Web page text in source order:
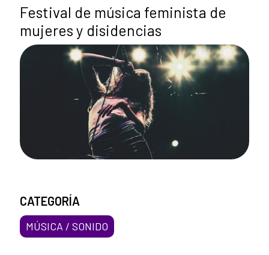
Festival de música feminista de
mujeres y disidencias
CATEGORÍA
MÚSICA / SONIDO